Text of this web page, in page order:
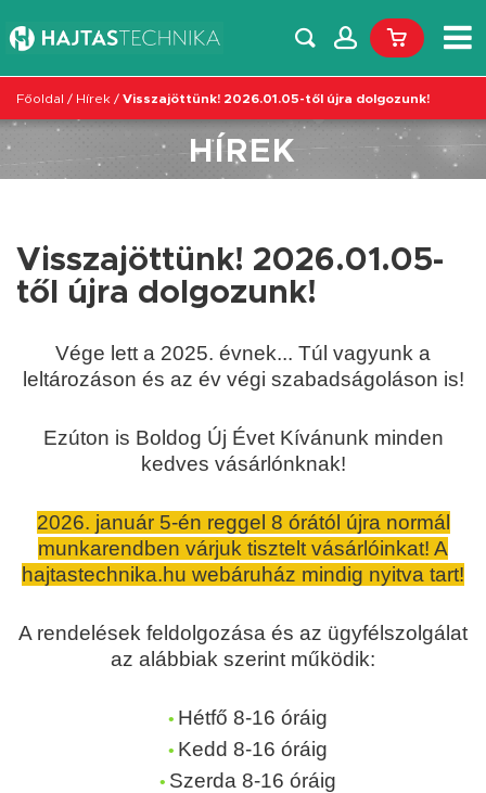
Főoldal / Hírek / Visszajöttünk! 2026.01.05-től újra dolgozunk!
HÍREK
Visszajöttünk! 2026.01.05-
től újra dolgozunk!
Vége lett a 2025. évnek... Túl vagyunk a
leltározáson és az év végi szabadságoláson is!
Ezúton is Boldog Új Évet Kívánunk minden
kedves vásárlónknak!
2026. január 5-én reggel 8 órától újra normál
munkarendben várjuk tisztelt vásárlóinkat! A
hajtastechnika.hu webáruház mindig nyitva tart!
A rendelések feldolgozása és az ügyfélszolgálat
az alábbiak szerint működik:
Hétfő 8-16 óráig
Kedd 8-16 óráig
Szerda 8-16 óráig